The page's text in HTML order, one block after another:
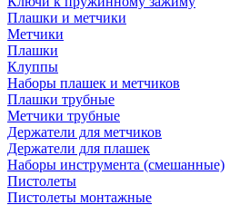
Плашки и метчики
Метчики
Плашки
Клуппы
Наборы плашек и метчиков
Плашки трубные
Метчики трубные
Держатели для метчиков
Держатели для плашек
Наборы инструмента (смешанные)
Пистолеты
Пистолеты монтажные